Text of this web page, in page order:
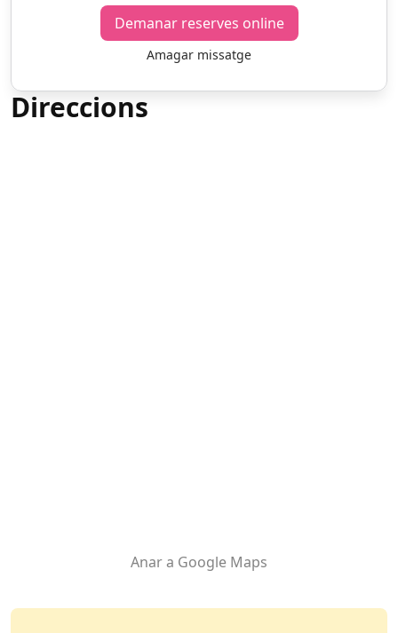
Demanar reserves online
Amagar missatge
Direccions
Anar a Google Maps